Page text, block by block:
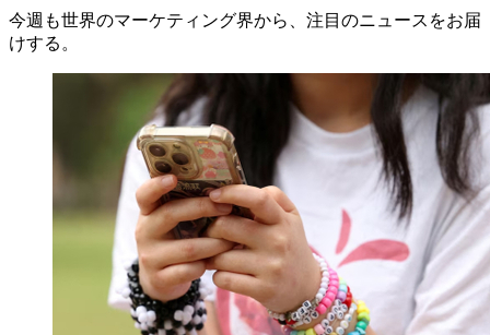
今週も世界のマーケティング界から、注目のニュースをお届
けする。